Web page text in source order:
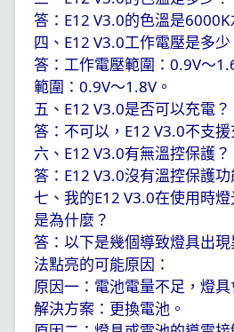
答： E12 V3.0的色溫是6000K
四、 E12 V3.0工作電壓是多少
答：工作電壓範圍：0.9V～
範圍：0.9V～1.8V 。
五、 E12 V3.0是否可以充電？
答：不可以， E12 V3.0不支援
六、 E12 V3.0有無溫控保護？
答： E12 V3.0沒有溫控保護功
七、我的E12 V3.0在使用時
是為什麼？
答：以下是幾個導致燈具出
法點亮的可能原因：
原因一：電池電量不足，燈
解決方案：更換電池。